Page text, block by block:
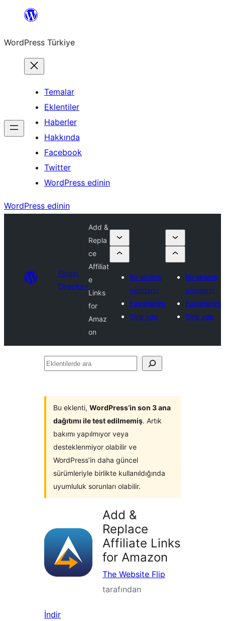
İçeriğe
WordPress Türkiye
Temalar
Eklentiler
Haberler
Hakkında
Facebook
Twitter
WordPress edinin
WordPress edinin
Plugin
Directory
Add &
Repla
ce
Affiliat
e
Links
for
Amaz
on
Bir eklenti
gönderin
Favorilerim
Giriş yap
Bir eklenti
gönderin
Favorilerim
Giriş yap
Eklentilerde
Bu eklenti, WordPress’in son 3 ana
dağıtımı ile test edilmemiş. Artık
bakımı yapılmıyor veya
desteklenmiyor olabilir ve
WordPress’in daha güncel
sürümleriyle birlikte kullanıldığında
uyumluluk sorunları olabilir.
Add &
Replace
Affiliate Links
for Amazon
The Website Flip
tarafından
İndir